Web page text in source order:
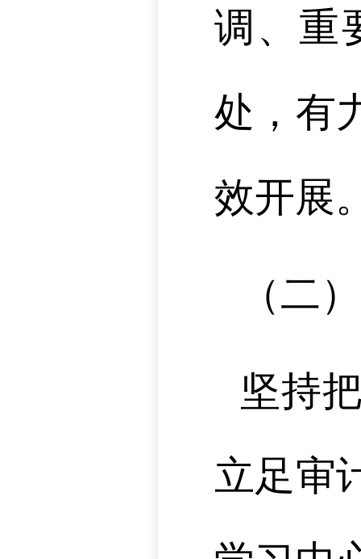
调、重
处，有
效开展
（二
坚持
立足审